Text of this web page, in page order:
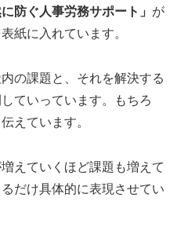
防ぐ人事労務サポート」 が
紙に入れています。
の課題と、それを解決する
ていっています。もちろ
えています。
えていくほど課題も増えて
だけ具体的に表現させてい